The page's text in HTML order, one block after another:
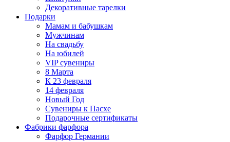
Декоративные тарелки
Подарки
Мамам и бабушкам
Мужчинам
На свадьбу
На юбилей
VIP сувениры
8 Марта
К 23 февраля
14 февраля
Новый Год
Сувениры к Пасхе
Подарочные сертификаты
Фабрики фарфора
Фарфор Германии